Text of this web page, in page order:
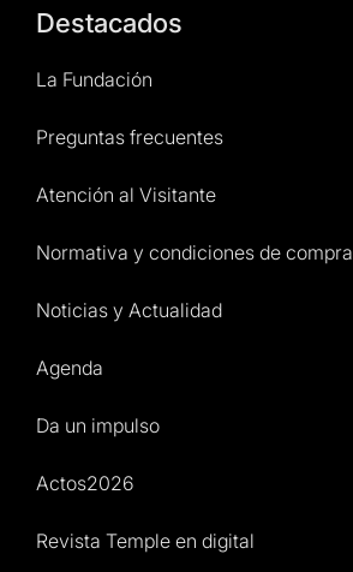
Destacados
La Fundación
Preguntas frecuentes
Atención al Visitante
Normativa y condiciones de compra
Noticias y Actualidad
Agenda
Da un impulso
Actos2026
Revista Temple en digital